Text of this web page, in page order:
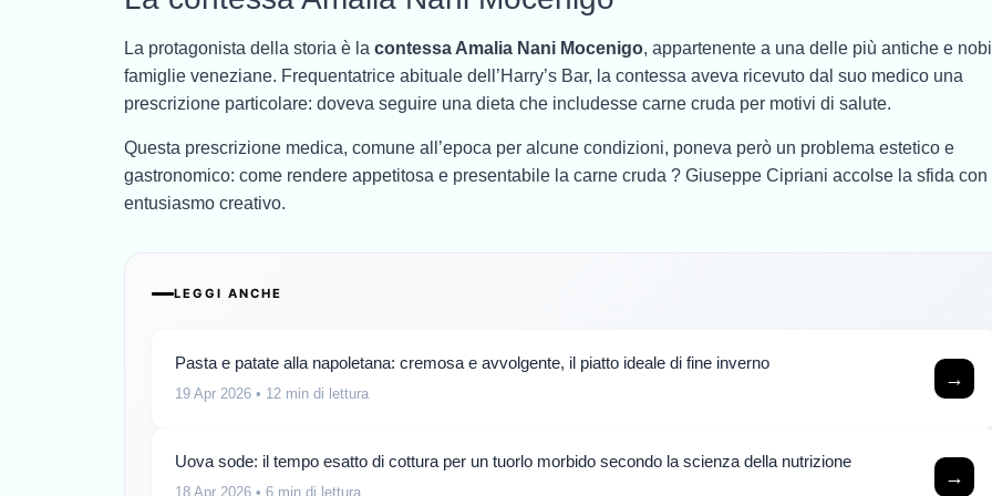
La protagonista della storia è la contessa Amalia Nani Mocenigo, appartenente a una delle più antiche e
famiglie veneziane. Frequentatrice abituale dell’Harry’s Bar, la contessa aveva ricevuto dal suo medico una
prescrizione particolare: doveva seguire una dieta che includesse carne cruda per motivi di salute.
Questa prescrizione medica, comune all’epoca per alcune condizioni, poneva però un problema estetico e
gastronomico: come rendere appetitosa e presentabile la carne cruda ? Giuseppe Cipriani accolse la sfida con
entusiasmo creativo.
LEGGI ANCHE
Pasta e patate alla napoletana: cremosa e avvolgente, il piatto ideale di fine inverno
19 Apr 2026 • 12 min di lettura
→
Uova sode: il tempo esatto di cottura per un tuorlo morbido secondo la scienza della nutrizione
18 Apr 2026 • 6 min di lettura
→